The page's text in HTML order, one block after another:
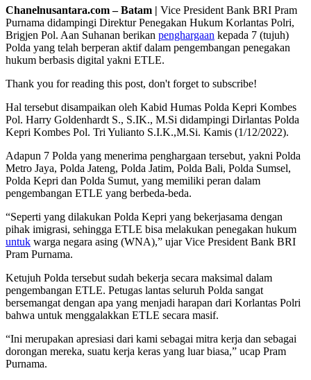
Chanelnusantara.com – Batam | Vice President Bank BRI Pram
Purnama didampingi Direktur Penegakan Hukum Korlantas Polri,
Brigjen Pol. Aan Suhanan berikan penghargaan kepada 7 (tujuh)
Polda yang telah berperan aktif dalam pengembangan penegakan
hukum berbasis digital yakni ETLE.
Thank you for reading this post, don't forget to subscribe!
Hal tersebut disampaikan oleh Kabid Humas Polda Kepri Kombes
Pol. Harry Goldenhardt S., S.IK., M.Si didampingi Dirlantas Polda
Kepri Kombes Pol. Tri Yulianto S.I.K.,M.Si. Kamis (1/12/2022).
Adapun 7 Polda yang menerima penghargaan tersebut, yakni Polda
Metro Jaya, Polda Jateng, Polda Jatim, Polda Bali, Polda Sumsel,
Polda Kepri dan Polda Sumut, yang memiliki peran dalam
pengembangan ETLE yang berbeda-beda.
“Seperti yang dilakukan Polda Kepri yang bekerjasama dengan
pihak imigrasi, sehingga ETLE bisa melakukan penegakan hukum
untuk warga negara asing (WNA),” ujar Vice President Bank BRI
Pram Purnama.
Ketujuh Polda tersebut sudah bekerja secara maksimal dalam
pengembangan ETLE. Petugas lantas seluruh Polda sangat
bersemangat dengan apa yang menjadi harapan dari Korlantas Polri
bahwa untuk menggalakkan ETLE secara masif.
“Ini merupakan apresiasi dari kami sebagai mitra kerja dan sebagai
dorongan mereka, suatu kerja keras yang luar biasa,” ucap Pram
Purnama.